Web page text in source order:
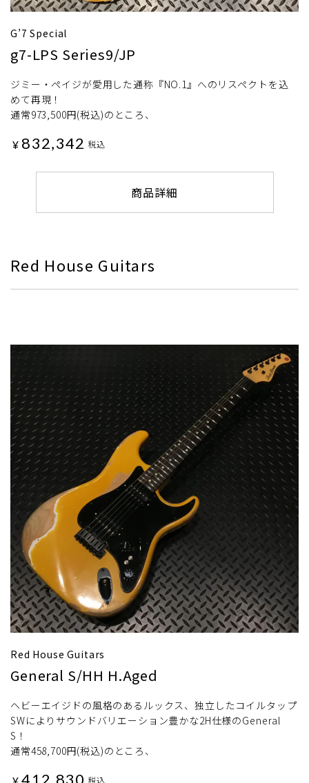
G’7 Special
g7-LPS Series9/JP
ジミー・ペイジが愛用した通称『NO.1』へのリスペクトを込
めて再現！
通常973,500円(税込)のところ、
¥ 832,342 税込
商品詳細
Red House Guitars
Red House Guitars
General S/HH H.Aged
ヘビーエイジドの風格のあるルックス、独立したコイルタップ
SWによりサウンドバリエーション豊かな2H仕様のGeneral
S！
通常458,700円(税込)のところ、
税込